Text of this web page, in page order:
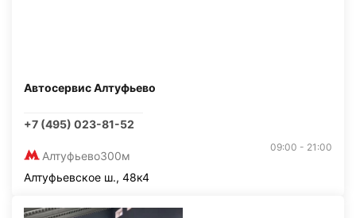
Автосервис Алтуфьево
+7 (495) 023-81-52
Алтуфьево300м
09:00 - 21:00
Алтуфьевское ш., 48к4